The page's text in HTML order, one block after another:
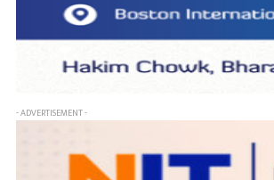
- ADVERTISEMENT -